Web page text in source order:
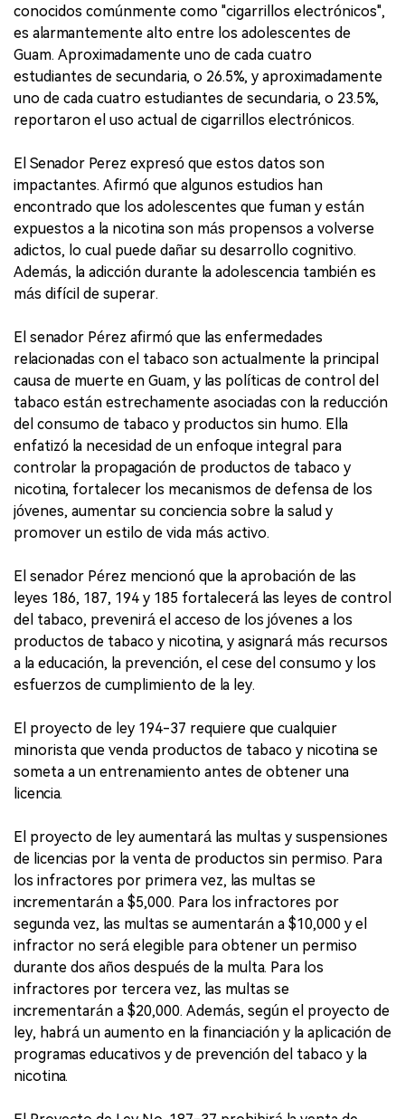
conocidos comúnmente como "cigarrillos electrónicos",
es alarmantemente alto entre los adolescentes de
Guam. Aproximadamente uno de cada cuatro
estudiantes de secundaria, o 26.5%, y aproximadamente
uno de cada cuatro estudiantes de secundaria, o 23.5%,
reportaron el uso actual de cigarrillos electrónicos.
El Senador Perez expresó que estos datos son
impactantes. Afirmó que algunos estudios han
encontrado que los adolescentes que fuman y están
expuestos a la nicotina son más propensos a volverse
adictos, lo cual puede dañar su desarrollo cognitivo.
Además, la adicción durante la adolescencia también es
más difícil de superar.
El senador Pérez afirmó que las enfermedades
relacionadas con el tabaco son actualmente la principal
causa de muerte en Guam, y las políticas de control del
tabaco están estrechamente asociadas con la reducción
del consumo de tabaco y productos sin humo. Ella
enfatizó la necesidad de un enfoque integral para
controlar la propagación de productos de tabaco y
nicotina, fortalecer los mecanismos de defensa de los
jóvenes, aumentar su conciencia sobre la salud y
promover un estilo de vida más activo.
El senador Pérez mencionó que la aprobación de las
leyes 186, 187, 194 y 185 fortalecerá las leyes de control
del tabaco, prevenirá el acceso de los jóvenes a los
productos de tabaco y nicotina, y asignará más recursos
a la educación, la prevención, el cese del consumo y los
esfuerzos de cumplimiento de la ley.
El proyecto de ley 194-37 requiere que cualquier
minorista que venda productos de tabaco y nicotina se
someta a un entrenamiento antes de obtener una
licencia.
El proyecto de ley aumentará las multas y suspensiones
de licencias por la venta de productos sin permiso. Para
los infractores por primera vez, las multas se
incrementarán a $5,000. Para los infractores por
segunda vez, las multas se aumentarán a $10,000 y el
infractor no será elegible para obtener un permiso
durante dos años después de la multa. Para los
infractores por tercera vez, las multas se
incrementarán a $20,000. Además, según el proyecto de
ley, habrá un aumento en la financiación y la aplicación de
programas educativos y de prevención del tabaco y la
nicotina.